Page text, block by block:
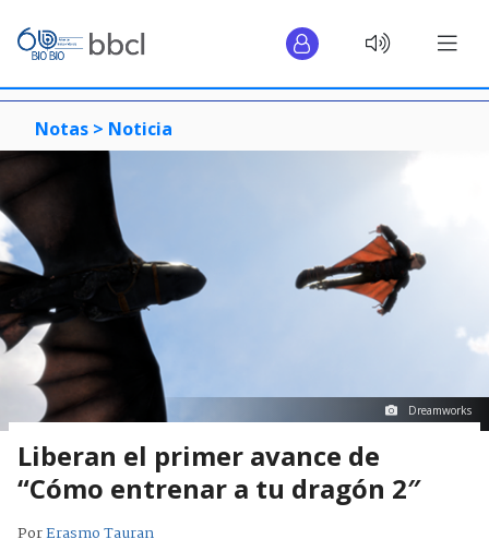
Notas > Noticia
Dreamworks
Liberan el primer avance de
“Cómo entrenar a tu dragón 2″
PorErasmo Tauran